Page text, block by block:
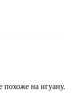
похоже на игуану.